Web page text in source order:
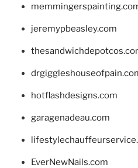
jeremypbeasley.com
hotflashdesigns.com
garagenadeau.com
EverNewNails.com